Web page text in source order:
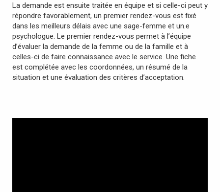
La demande est ensuite traitée en équipe et si celle-ci peut y
répondre favorablement, un premier rendez-vous est fixé
dans les meilleurs délais avec une sage-femme et un.e
psychologue. Le premier rendez-vous permet à l’équipe
d’évaluer la demande de la femme ou de la famille et à
celles-ci de faire connaissance avec le service. Une fiche
est complétée avec les coordonnées, un résumé de la
situation et une évaluation des critères d’acceptation.